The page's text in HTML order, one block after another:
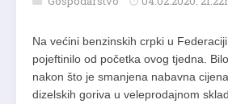
Na većini benzinskih crpki u
pojeftinilo od početka ovog tjedna.
nakon što je smanjena nabavna
dizelskih goriva u veleprodajnom